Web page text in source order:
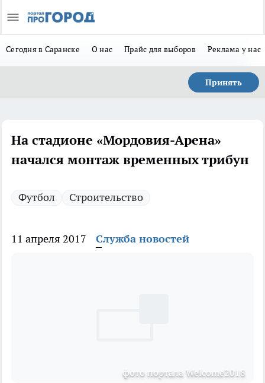
Сегодня в Саранске О нас Прайс для выборов Реклама у нас
Принять
На стадионе «Мордовия-Арена»
начался монтаж временных трибун
Футбол Строительство
11 апреля 2017 Служба новостей
фото портала Welcome2018